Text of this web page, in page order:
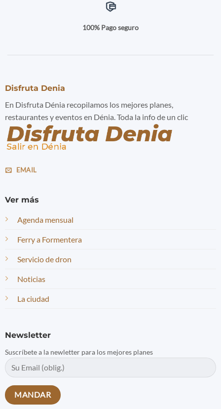
100% Pago seguro
Disfruta Denia
En Disfruta Dénia recopilamos los mejores planes,
restaurantes y eventos en Dénia. Toda la info de un clic
EMAIL
Ver más
Agenda mensual
Ferry a Formentera
Servicio de dron
Noticias
La ciudad
Newsletter
Suscríbete a la newletter para los mejores planes